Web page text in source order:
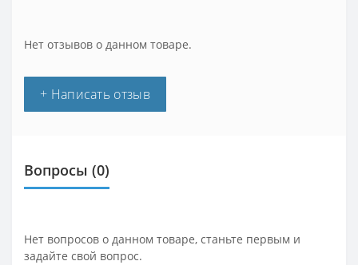
Нет отзывов о данном товаре.
+ Написать отзыв
Вопросы (0)
Нет вопросов о данном товаре, станьте первым и
задайте свой вопрос.